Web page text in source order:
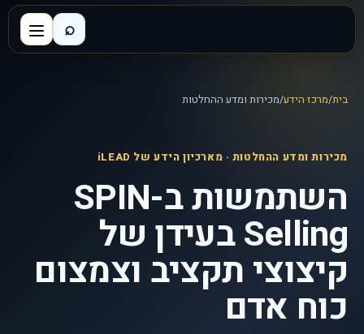
⌕
בית/מרכז הידע/מכירות ומדע ההחלטות
מכירות ומדע ההחלטות · מארכיון הידע של iLEAD
השתמשות ב-SPIN
Selling בעידן של
קיצוצי תקציב וצמצום
כוח אדם